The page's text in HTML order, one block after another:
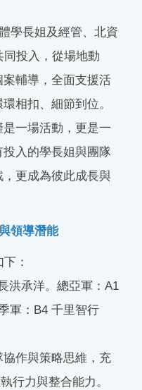
學長姐及經管、北資
投入，從場地動
輔導，全面支援活
相扣、細節到位。
一場活動，更是一
入的學長姐與團隊
更成為彼此成長與
領導潛能
：
洪承洋。總亞軍：A1
軍：B4 千里智行
作與策略思維，充
行力與整合能力。